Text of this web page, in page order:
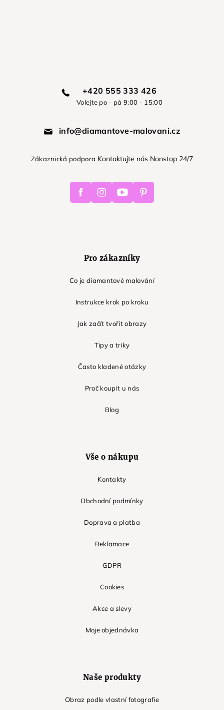
+420 555 333 426
Volejte po - pá 9:00 - 15:00
info@diamantove-malovani.cz
Zákaznická podpora Kontaktujte nás Nonstop 24/7
FacebookInstagramYoutube Pinterest
Pro zákazníky
Co je diamantové malování
Instrukce krok po kroku
Jak začít tvořit obrazy
Tipy a triky
Často kladené otázky
Proč koupit u nás
Blog
Vše o nákupu
Kontakty
Obchodní podmínky
Doprava a platba
Reklamace
GDPR
Cookies
Akce a slevy
Moje objednávka
Naše produkty
Obraz podle vlastní fotografie